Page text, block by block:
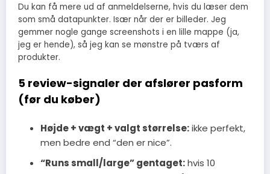
Du kan få mere ud af anmeldelserne, hvis du læser dem
som små datapunkter. Især når der er billeder. Jeg
gemmer nogle gange screenshots i en lille mappe (ja,
jeg er hende), så jeg kan se mønstre på tværs af
produkter.
5 review-signaler der afslører pasform
(før du køber)
Højde + vægt + valgt størrelse:ikke perfekt,
men bedre end “den er nice”.
“Runs small/large” gentaget:hvis 10